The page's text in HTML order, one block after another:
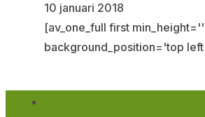
10 januari 2018
[av_one_full first
background_position='top